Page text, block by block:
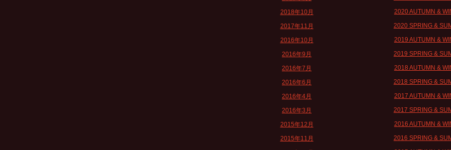
2018年10月
2017年11月
2016年10月
2016年9月
2016年7月
2016年6月
2016年4月
2016年3月
2015年12月
2015年11月
2020 AUTUMN &
2020 SPRING &
2019 AUTUMN &
2019 SPRING &
2018 AUTUMN &
2018 SPRING &
2017 AUTUMN &
2017 SPRING &
2016 AUTUMN &
2016 SPRING &